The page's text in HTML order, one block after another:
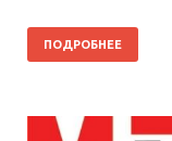
ПОДРОБНЕЕ